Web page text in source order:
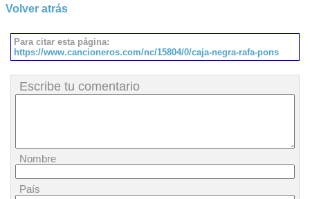
Volver atrás
Para citar esta página:
https://www.cancioneros.com/nc/15804/0/caja-negra-rafa-pons
Escribe tu comentario
Nombre
País